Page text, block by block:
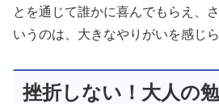
とを通じて誰かに喜んでもらえ、
いうのは、大きなやりがいを感じ
挫折しない！大人の